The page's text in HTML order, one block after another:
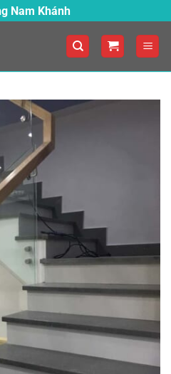
Nam Khánh